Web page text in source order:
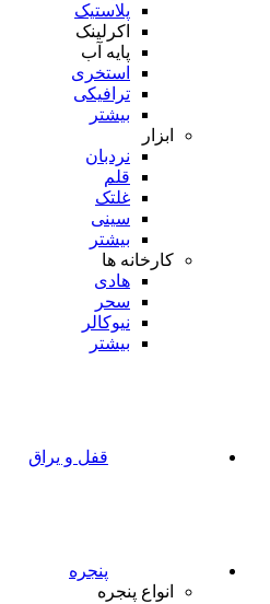
پلاستیک
اکرلینک
پایه آب
استخری
ترافیکی
بیشتر
ابزار
نردبان
قلم
غلتک
سینی
بیشتر
کارخانه ها
هادی
سحر
نیوکالر
بیشتر
قفل و یراق
پنجره
انواع پنجره